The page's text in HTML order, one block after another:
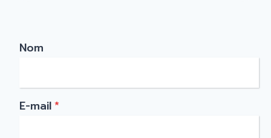
Nom
E-mail*